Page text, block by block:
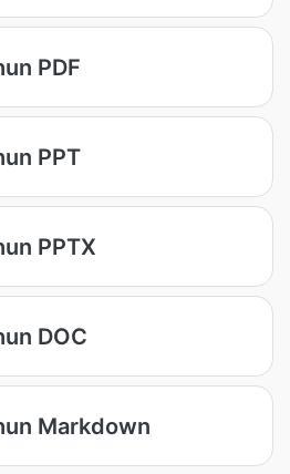
PDF
PPT
PPTX
DOC
Markdown